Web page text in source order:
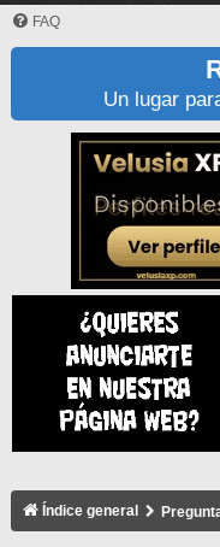
FAQ
Un lugar
Índice general